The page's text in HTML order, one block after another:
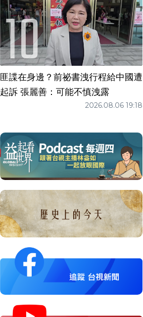
匪諜在身邊？前祕書洩行程給中國遭
起訴 張麗善：可能不慎洩露
2026.08.06 19:18